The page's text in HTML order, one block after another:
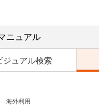
ニュアル
ジュアル検索
海外利用